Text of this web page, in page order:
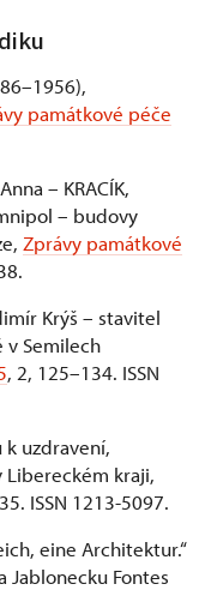
památkové péče
– KRACÍK,
– budovy
Zprávy památkové
Krýš – stavitel
v Semilech
, 2, 125–134. ISSN
k uzdravení,
Libereckém kraji,
ISSN 1213-5097.
eine Architektur.“
Jablonecku Fontes